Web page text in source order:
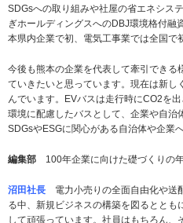
SDGsへの取り組みや社屋の省エネシス
ぎホールディングスへのDBJ環境格付融
本県内企業で初、電気工事業では全国で
今後も熊本の企業を代表して牽引でき
ていきたいと思っています。現在は新し
んでいます。EVバスは走行時にCO2を
環境に配慮したバスとして、企業や自治
SDGsやESGに関心がある自治体や企業
編集部 100年企業に向けた礎づくりの
沼田社長
電力小売りの全面自由化や送
る中、新規ビジネスの構築を図るとと
して頑張っています。社員はもちろん